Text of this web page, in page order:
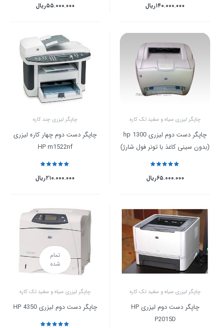
ریال۱۴۰.۰۰۰.۰۰۰ ریال۵۵.۰۰۰.۰۰۰
چاپگر لیزری سیاه و سفید تک کاره
چاپگر دست دوم لیزری hp 1300
(بدون سینی کاغذ با تونر فول شارژ)
ریال۶۵.۰۰۰.۰۰۰
چاپگر لیزری چند کاره
چاپگر دست دوم چهار کاره لیزری
HP m1522nf
ریال۲۱۰.۰۰۰.۰۰۰
چاپگر لیزری سیاه و سفید تک کاره
چاپگر دست دوم لیزری HP
P2015D
تمام
شده
چاپگر لیزری سیاه و سفید تک کاره
چاپگر دست دوم لیزری HP 4350